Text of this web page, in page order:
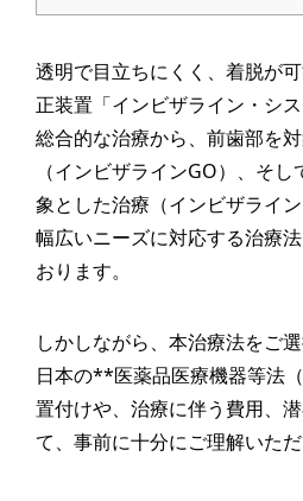
透明で目立ちにくく、着脱が
正装置「インビザライン・シ
総合的な治療から、前歯部を
（インビザラインGO）、そ
象とした治療（インビザライン
幅広いニーズに対応する治療
おります。
しかしながら、本治療法をご
日本の**医薬品医療機器等法
置付けや、治療に伴う費用、
て、事前に十分にご理解いただ